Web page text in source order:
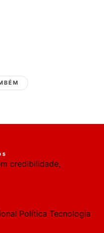
credibilidade,
Política Tecnologia